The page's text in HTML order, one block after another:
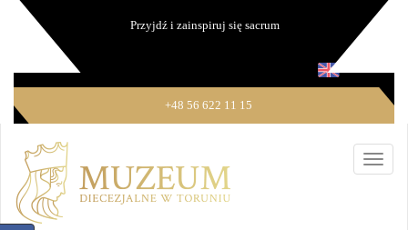
Przyjdź i zainspiruj się sacrum
+48 56 622 11 15